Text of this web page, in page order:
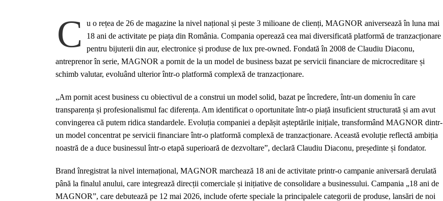
marchează
parcursul
C
u o rețea de 26 de magazine la nivel național și peste 3 milioane de clienți, MAGNOR aniversează în luna mai
18 ani de activitate pe piața din România. Compania operează cea mai diversificată platformă de tranzacționare
pentru bijuterii din aur, electronice și produse de lux pre-owned. Fondată în 2008 de Claudiu Diaconu,
antreprenor în serie, MAGNOR a pornit de la un model de business bazat pe servicii financiare de microcreditare și
schimb valutar, evoluând ulterior într-o platformă complexă de tranzacționare.
„Am pornit acest business cu obiectivul de a construi un model solid, bazat pe încredere, într-un domeniu în care
transparența și profesionalismul fac diferența. Am identificat o oportunitate într-o piață insuficient structurată și am avut
convingerea că putem ridica standardele. Evoluția companiei a depășit așteptările inițiale, transformând MAGNOR dintr-
un model concentrat pe servicii financiare într-o platformă complexă de tranzacționare. Această evoluție reflectă ambiția
noastră de a duce businessul într-o etapă superioară de dezvoltare”, declară Claudiu Diaconu, președinte și fondator.
Brand înregistrat la nivel internațional, MAGNOR marchează 18 ani de activitate printr-o campanie aniversară derulată
până la finalul anului, care integrează direcții comerciale și inițiative de consolidare a businessului. Campania „18 ani de
MAGNOR”, care debutează pe 12 mai 2026, include oferte speciale la principalele categorii de produse, lansări de noi